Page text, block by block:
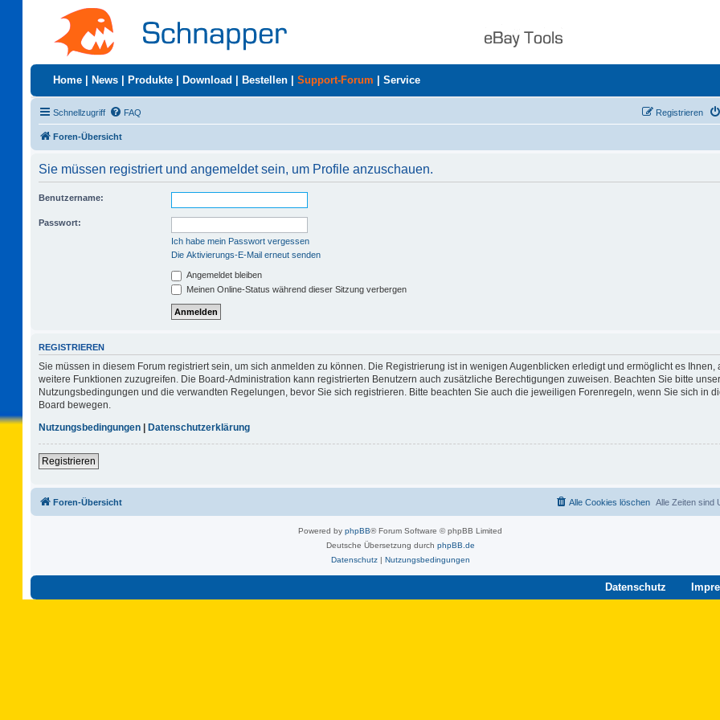
Home News Produkte Download Bestellen Support-Forum Service
Schnellzugriff FAQ Registrieren
Foren-Übersicht
Sie müssen registriert und angemeldet sein, um Profile anzuschauen.
Benutzername:
Passwort:
Ich habe mein Passwort vergessen
Die Aktivierungs-E-Mail erneut senden
Angemeldet bleiben
Meinen Online-Status während dieser Sitzung verbergen
REGISTRIEREN
Sie müssen in diesem Forum registriert sein, um sich anmelden zu können. Die Registrierung ist in wenigen Augenblicken erledigt und ermöglicht es Ihnen,
weitere Funktionen zuzugreifen. Die Board-Administration kann registrierten Benutzern auch zusätzliche Berechtigungen zuweisen. Beachten Sie bitte
Nutzungsbedingungen und die verwandten Regelungen, bevor Sie sich registrieren. Bitte beachten Sie auch die jeweiligen Forenregeln, wenn Sie sich in
Board bewegen.
Nutzungsbedingungen | Datenschutzerklärung
Registrieren
Foren-Übersicht Alle Zeiten sind
Alle Cookies löschen
Powered by phpBB® Forum Software © phpBB Limited
Deutsche Übersetzung durch phpBB.de
Datenschutz| Nutzungsbedingungen
Datenschutz